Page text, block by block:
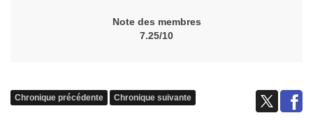
Note des membres
7.25/10
Chronique précédente Chronique suivante